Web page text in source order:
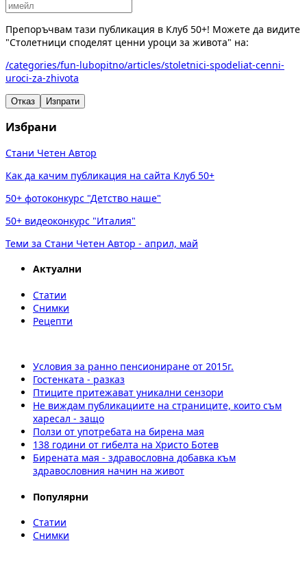
Препоръчвам тази публикация в Клуб 50+! Можете да видите
"Столетници споделят ценни уроци за живота" на:
/categories/fun-lubopitno/articles/stoletnici-spodeliat-cenni-
uroci-za-zhivota
Отказ Изпрати
Избрани
Стани Четен Автор
Как да качим публикация на сайта Клуб 50+
50+ фотоконкурс "Детство наше"
50+ видеоконкурс "Италия"
Теми за Стани Четен Автор - април, май
Актуални
Статии
Снимки
Рецепти
Условия за ранно пенсиониране от 2015г.
Гостенката - разказ
Птиците притежават уникални сензори
Не виждам публикациите на страниците, които съм
харесал - защо
Ползи от употребата на бирена мая
138 години от гибелта на Христо Ботев
Бирената мая - здравословна добавка към
здравословния начин на живот
Популярни
Статии
Снимки